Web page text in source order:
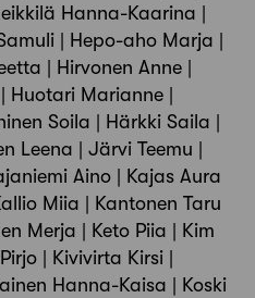
Hanna-Kaarina |
| Hepo-aho Marja |
| Hirvonen Anne |
Marianne |
Soila | Härkki Saila |
Leena | Järvi Teemu |
Aino | Kajas Aura
Miia | Kantonen Taru
Merja | Keto Piia | Kim
| Kivivirta Kirsi |
Hanna-Kaisa | Koski